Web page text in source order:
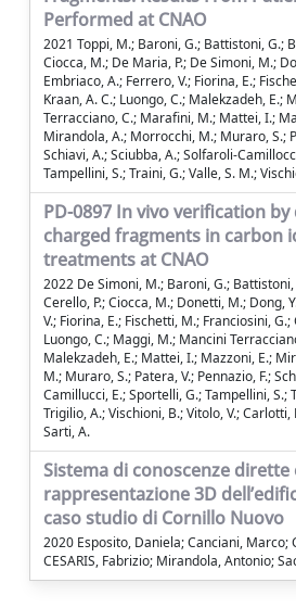
Performed at CNAO
2021 Toppi, M.; Baroni, G.; Battistoni, G.;
Ciocca, M.; De Maria, P.; De Simoni, M.;
Embriaco, A.; Ferrero, V.; Fiorina, E.;
Kraan, A. C.; Luongo, C.; Malekzadeh, E.;
Terracciano, C.; Marafini, M.; Mattei, I.;
Mirandola, A.; Morrocchi, M.; Muraro, S.;
Schiavi, A.; Sciubba, A.; Solfaroli-
Tampellini, S.; Traini, G.; Valle, S. M.;
PD-0897 In vivo verification
charged fragments in carbon
treatments at CNAO
2022 De Simoni, M.; Baroni, G.;
Cerello, P.; Ciocca, M.; Donetti, M.; Dong,
V.; Fiorina, E.; Fischetti, M.; Franciosini,
Luongo, C.; Maggi, M.; Mancini
Malekzadeh, E.; Mattei, I.; Mazzoni, E.;
M.; Muraro, S.; Patera, V.; Pennazio, F.;
Camillucci, E.; Sportelli, G.; Tampellini, S.;
Trigilio, A.; Vischioni, B.; Vitolo, V.;
Sarti, A.
Sistema di conoscenze
rappresentazione 3D
caso studio di Cornillo Nuovo
2020 Esposito, Daniela; Canciani, Marco;
CESARIS, Fabrizio; Mirandola, Antonio;